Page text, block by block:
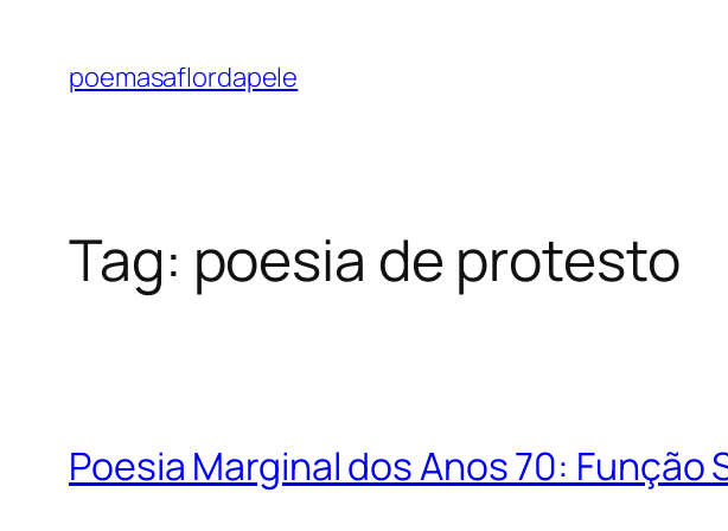
poemasaflordapele
Tag: poesia de protesto
Poesia Marginal dos Anos 70: Função